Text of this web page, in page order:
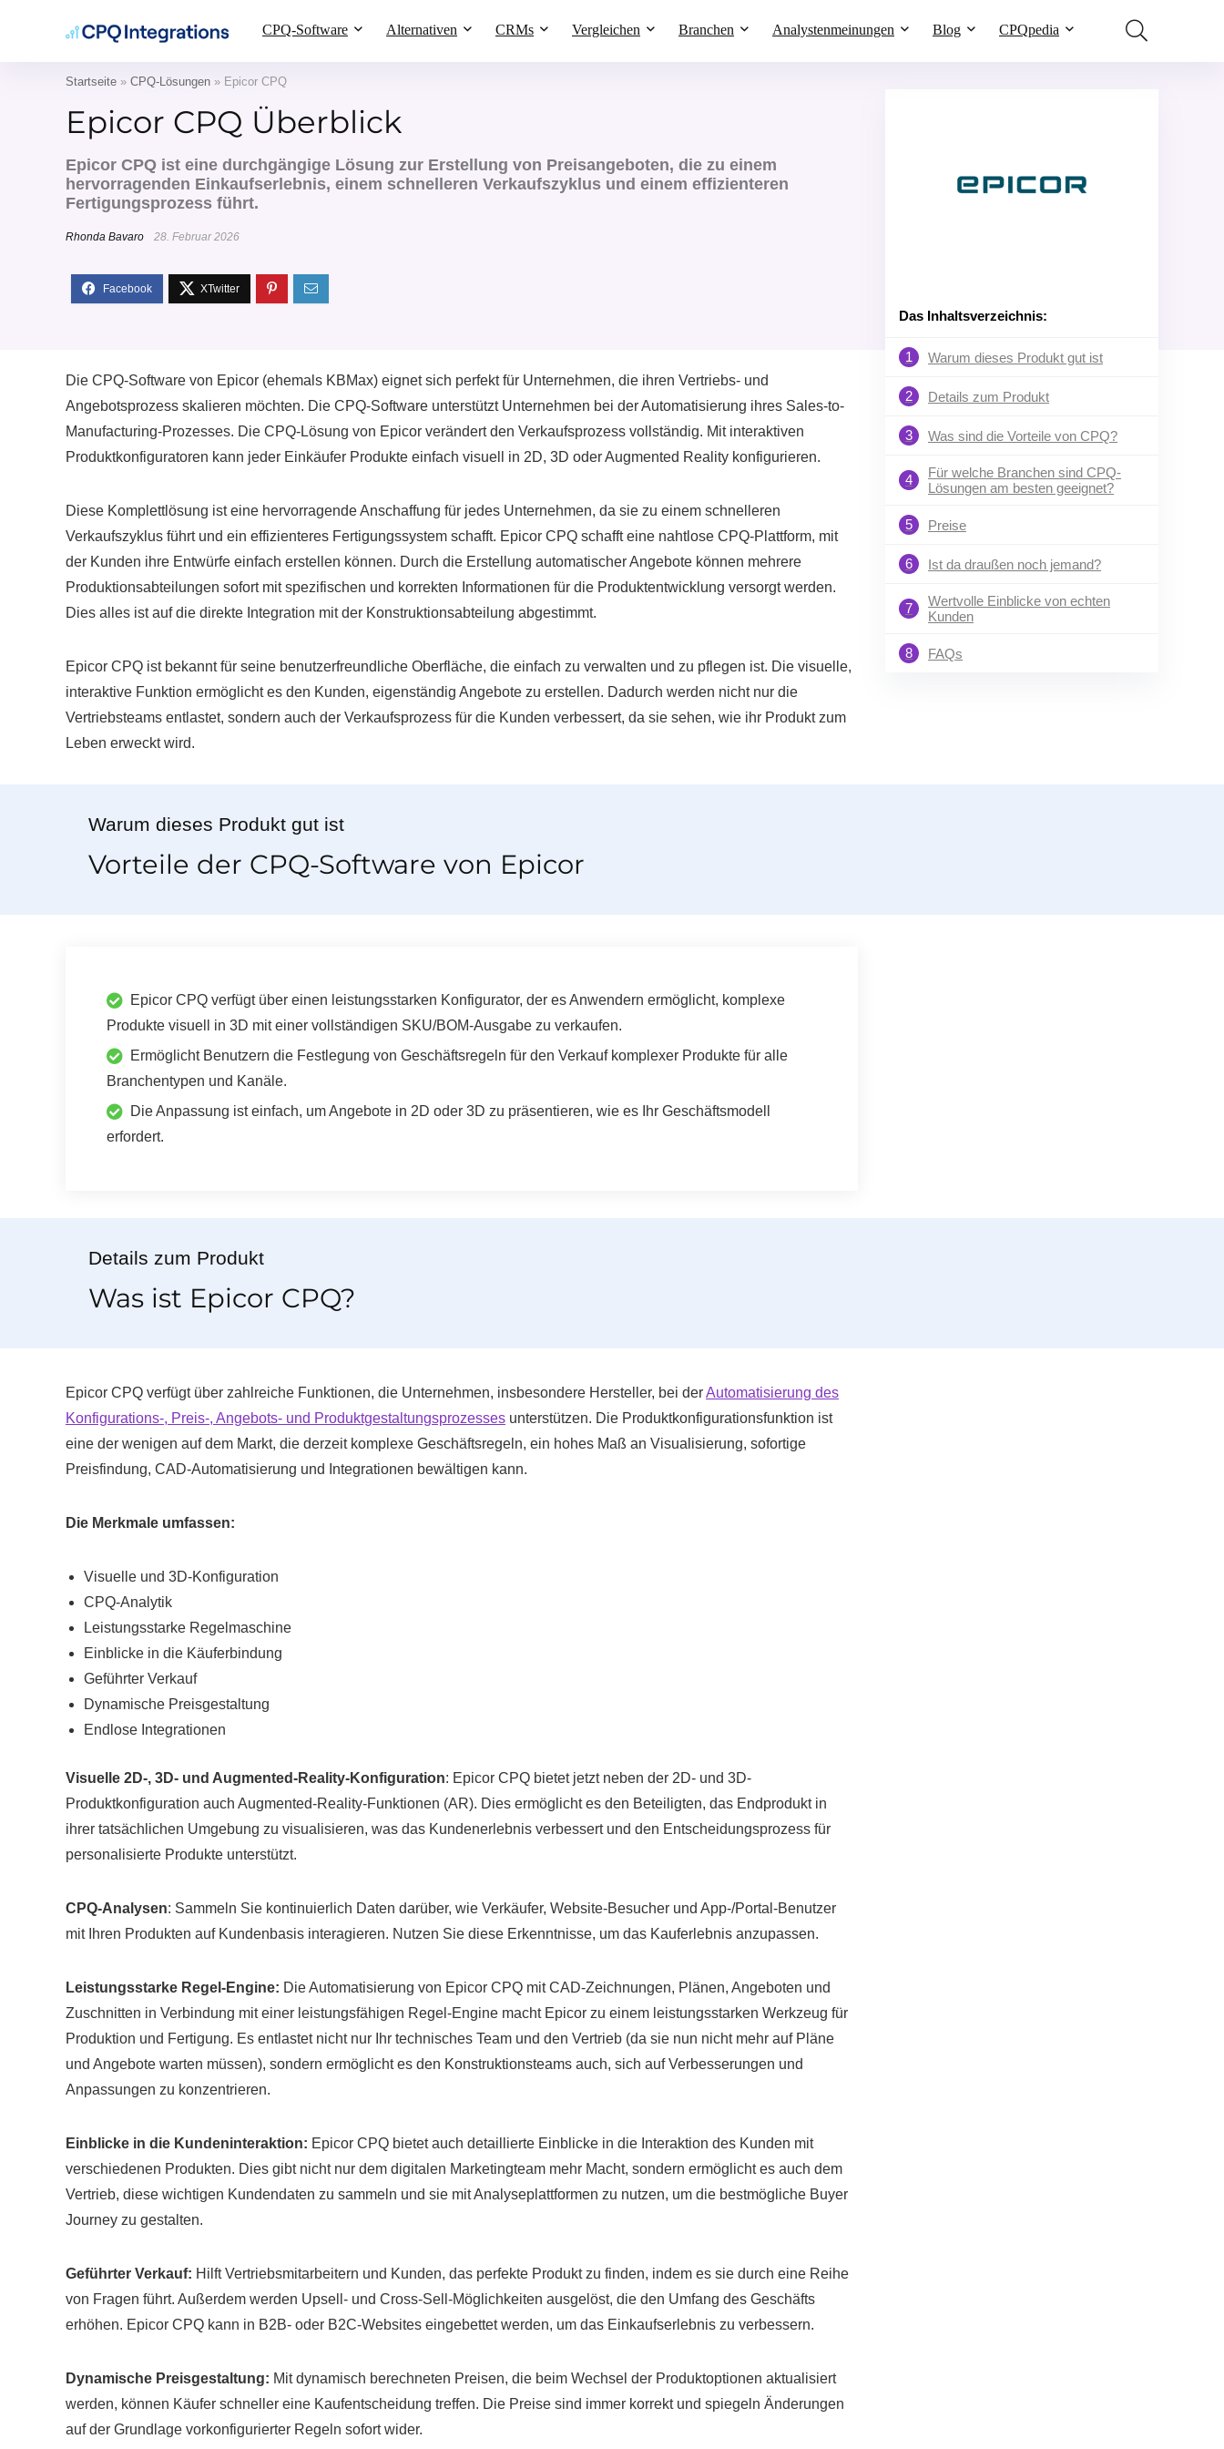
CPQ-Software Alternativen CRMs Vergleichen Branchen Analystenmeinungen Blog CPQpedia
Startseite » CPQ-Lösungen » Epicor CPQ
Epicor CPQ Überblick
Das Inhaltsverzeichnis:
1 Warum dieses Produkt gut ist
2 Details zum Produkt
3 Was sind die Vorteile von CPQ?
4
Für welche Branchen sind CPQ-
Lösungen am besten geeignet?
5 Preise
6 Ist da draußen noch jemand?
7
Wertvolle Einblicke von echten
Kunden
8 FAQs
Epicor CPQ ist eine durchgängige Lösung zur Erstellung von Preisangeboten, die zu einem
hervorragenden Einkaufserlebnis, einem schnelleren Verkaufszyklus und einem effizienteren
Fertigungsprozess führt.
Rhonda Bavaro 28. Februar 2026
Die CPQ-Software von Epicor (ehemals KBMax) eignet sich perfekt für Unternehmen, die ihren Vertriebs- und
Angebotsprozess skalieren möchten. Die CPQ-Software unterstützt Unternehmen bei der Automatisierung ihres Sales-to-
Manufacturing-Prozesses. Die CPQ-Lösung von Epicor verändert den Verkaufsprozess vollständig. Mit interaktiven
Produktkonfiguratoren kann jeder Einkäufer Produkte einfach visuell in 2D, 3D oder Augmented Reality konfigurieren.
Diese Komplettlösung ist eine hervorragende Anschaffung für jedes Unternehmen, da sie zu einem schnelleren
Verkaufszyklus führt und ein effizienteres Fertigungssystem schafft. Epicor CPQ schafft eine nahtlose CPQ-Plattform, mit
der Kunden ihre Entwürfe einfach erstellen können. Durch die Erstellung automatischer Angebote können mehrere
Produktionsabteilungen sofort mit spezifischen und korrekten Informationen für die Produktentwicklung versorgt werden.
Dies alles ist auf die direkte Integration mit der Konstruktionsabteilung abgestimmt.
Epicor CPQ ist bekannt für seine benutzerfreundliche Oberfläche, die einfach zu verwalten und zu pflegen ist. Die visuelle,
interaktive Funktion ermöglicht es den Kunden, eigenständig Angebote zu erstellen. Dadurch werden nicht nur die
Vertriebsteams entlastet, sondern auch der Verkaufsprozess für die Kunden verbessert, da sie sehen, wie ihr Produkt zum
Leben erweckt wird.
Warum dieses Produkt gut ist
Vorteile der CPQ-Software von Epicor
Epicor CPQ verfügt über einen leistungsstarken Konfigurator, der es Anwendern ermöglicht, komplexe
Produkte visuell in 3D mit einer vollständigen SKU/BOM-Ausgabe zu verkaufen.
Ermöglicht Benutzern die Festlegung von Geschäftsregeln für den Verkauf komplexer Produkte für alle
Branchentypen und Kanäle.
Die Anpassung ist einfach, um Angebote in 2D oder 3D zu präsentieren, wie es Ihr Geschäftsmodell
erfordert.
Details zum Produkt
Was ist Epicor CPQ?
Epicor CPQ verfügt über zahlreiche Funktionen, die Unternehmen, insbesondere Hersteller, bei derAutomatisierung des
Konfigurations-, Preis-, Angebots- und Produktgestaltungsprozesses unterstützen. Die Produktkonfigurationsfunktion ist
eine der wenigen auf dem Markt, die derzeit komplexe Geschäftsregeln, ein hohes Maß an Visualisierung, sofortige
Preisfindung, CAD-Automatisierung und Integrationen bewältigen kann.
Die Merkmale umfassen:
Visuelle und 3D-Konfiguration
CPQ-Analytik
Leistungsstarke Regelmaschine
Einblicke in die Käuferbindung
Geführter Verkauf
Dynamische Preisgestaltung
Endlose Integrationen
Visuelle 2D-, 3D- und Augmented-Reality-Konfiguration: Epicor CPQ bietet jetzt neben der 2D- und 3D-
Produktkonfiguration auch Augmented-Reality-Funktionen (AR). Dies ermöglicht es den Beteiligten, das Endprodukt in
ihrer tatsächlichen Umgebung zu visualisieren, was das Kundenerlebnis verbessert und den Entscheidungsprozess für
personalisierte Produkte unterstützt.
CPQ-Analysen: Sammeln Sie kontinuierlich Daten darüber, wie Verkäufer, Website-Besucher und App-/Portal-Benutzer
mit Ihren Produkten auf Kundenbasis interagieren. Nutzen Sie diese Erkenntnisse, um das Kauferlebnis anzupassen.
Leistungsstarke Regel-Engine: Die Automatisierung von Epicor CPQ mit CAD-Zeichnungen, Plänen, Angeboten und
Zuschnitten in Verbindung mit einer leistungsfähigen Regel-Engine macht Epicor zu einem leistungsstarken Werkzeug für
Produktion und Fertigung. Es entlastet nicht nur Ihr technisches Team und den Vertrieb (da sie nun nicht mehr auf Pläne
und Angebote warten müssen), sondern ermöglicht es den Konstruktionsteams auch, sich auf Verbesserungen und
Anpassungen zu konzentrieren.
Einblicke in die Kundeninteraktion: Epicor CPQ bietet auch detaillierte Einblicke in die Interaktion des Kunden mit
verschiedenen Produkten. Dies gibt nicht nur dem digitalen Marketingteam mehr Macht, sondern ermöglicht es auch dem
Vertrieb, diese wichtigen Kundendaten zu sammeln und sie mit Analyseplattformen zu nutzen, um die bestmögliche Buyer
Journey zu gestalten.
Geführter Verkauf: Hilft Vertriebsmitarbeitern und Kunden, das perfekte Produkt zu finden, indem es sie durch eine Reihe
von Fragen führt. Außerdem werden Upsell- und Cross-Sell-Möglichkeiten ausgelöst, die den Umfang des Geschäfts
erhöhen. Epicor CPQ kann in B2B- oder B2C-Websites eingebettet werden, um das Einkaufserlebnis zu verbessern.
Dynamische Preisgestaltung: Mit dynamisch berechneten Preisen, die beim Wechsel der Produktoptionen aktualisiert
werden, können Käufer schneller eine Kaufentscheidung treffen. Die Preise sind immer korrekt und spiegeln Änderungen
auf der Grundlage vorkonfigurierter Regeln sofort wider.